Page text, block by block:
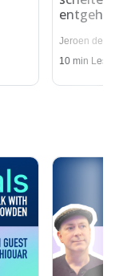
entgeht
Jeroen de
10 min